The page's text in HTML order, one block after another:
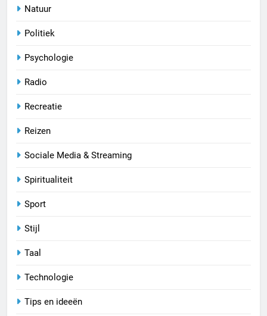
Natuur
Politiek
Psychologie
Radio
Recreatie
Reizen
Sociale Media & Streaming
Spiritualiteit
Sport
Stijl
Taal
Technologie
Tips en ideeën